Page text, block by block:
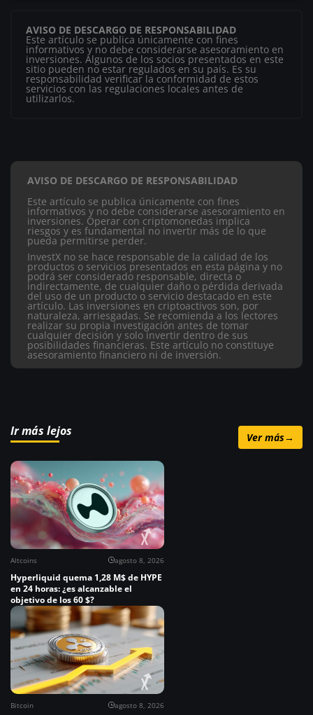
AVISO DE DESCARGO DE RESPONSABILIDAD
Este artículo se publica únicamente con fines
informativos y no debe considerarse asesoramiento en
inversiones. Algunos de los socios presentados en este
sitio pueden no estar regulados en su país. Es su
responsabilidad verificar la conformidad de estos
servicios con las regulaciones locales antes de
utilizarlos.
AVISO DE DESCARGO DE RESPONSABILIDAD
Este artículo se publica únicamente con fines
informativos y no debe considerarse asesoramiento en
inversiones. Operar con criptomonedas implica
riesgos y es fundamental no invertir más de lo que
pueda permitirse perder.
InvestX no se hace responsable de la calidad de los
productos o servicios presentados en esta página y no
podrá ser considerado responsable, directa o
indirectamente, de cualquier daño o pérdida derivada
del uso de un producto o servicio destacado en este
artículo. Las inversiones en criptoactivos son, por
naturaleza, arriesgadas. Se recomienda a los lectores
realizar su propia investigación antes de tomar
cualquier decisión y solo invertir dentro de sus
posibilidades financieras. Este artículo no constituye
asesoramiento financiero ni de inversión.
Ir más lejos Ver más→
Altcoins agosto 8, 2026
Hyperliquid quema 1,28 M$ de HYPE
en 24 horas: ¿es alcanzable el
objetivo de los 60 $?
Bitcoin agosto 8, 2026